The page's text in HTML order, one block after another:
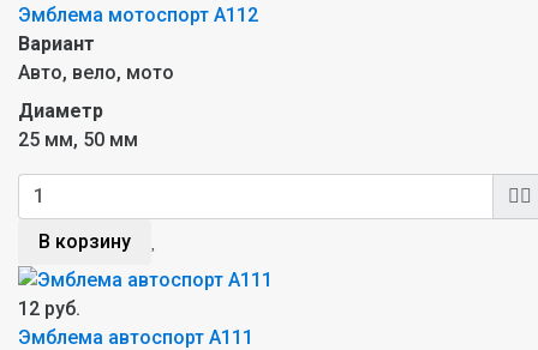
Эмблема мотоспорт A112
Вариант
Авто, вело, мото
Диаметр
25 мм, 50 мм
В корзину
12 руб.
Эмблема автоспорт A111